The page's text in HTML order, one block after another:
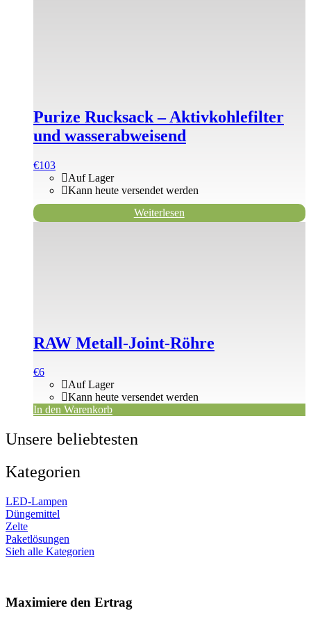
Purize Rucksack – Aktivkohlefilter
und wasserabweisend
€103
Auf Lager
Kann heute versendet werden
Weiterlesen
RAW Metall-Joint-Röhre
€6
Auf Lager
Kann heute versendet werden
In den Warenkorb
Unsere beliebtesten
Kategorien
LED-Lampen
Düngemittel
Zelte
Paketlösungen
Sieh alle Kategorien
Maximiere den Ertrag